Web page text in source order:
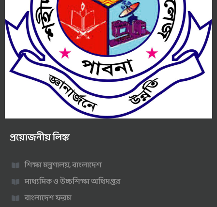
প্রয়োজনীয় লিঙ্ক
শিক্ষা মন্ত্রণালয়, বাংলাদেশ
মাধ্যমিক ও উচ্চশিক্ষা অধিদপ্তর
বাংলাদেশ ফরম